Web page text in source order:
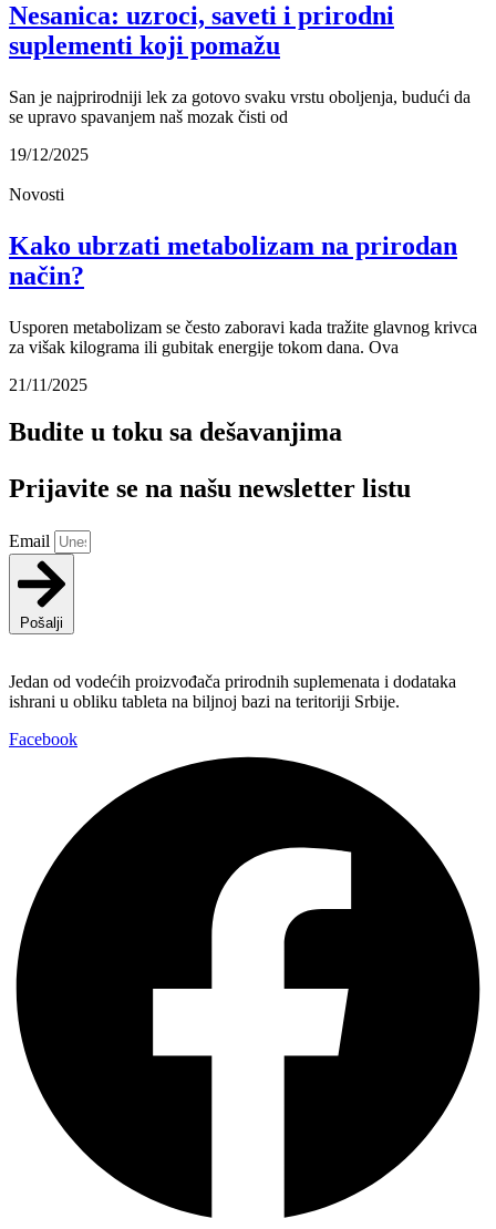
Nesanica: uzroci, saveti i prirodni
suplementi koji pomažu
San je najprirodniji lek za gotovo svaku vrstu oboljenja, budući da
se upravo spavanjem naš mozak čisti od
19/12/2025
Novosti
Kako ubrzati metabolizam na prirodan
način?
Usporen metabolizam se često zaboravi kada tražite glavnog krivca
za višak kilograma ili gubitak energije tokom dana. Ova
21/11/2025
Budite u toku sa dešavanjima
Prijavite se na našu newsletter listu
Email
Pošalji
Jedan od vodećih proizvođača prirodnih suplemenata i dodataka
ishrani u obliku tableta na biljnoj bazi na teritoriji Srbije.
Facebook